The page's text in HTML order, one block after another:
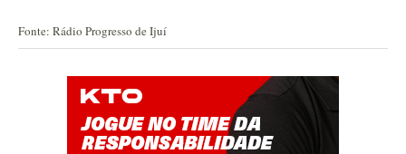
Fonte: Rádio Progresso de Ijuí